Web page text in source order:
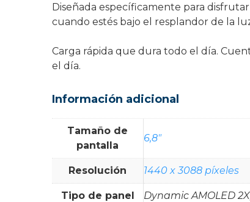
Diseñada específicamente para
cuando estés bajo el resplandor de la
Carga rápida que dura todo el día.
el día.
Información adicional
Tamaño de
pantalla
6,8"
Resolución 1440 x 3088 píxeles
Tipo de panel Dynamic AMOLED